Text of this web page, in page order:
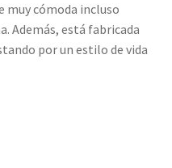
muy cómoda incluso
Además, está fabricada
por un estilo de vida